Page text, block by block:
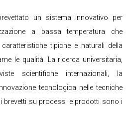
un sistema innovativo per
a bassa temperatura che
tipiche e naturali della
le qualità. La ricerca universitaria,
scientifiche internazionali, la
tecnologica nelle tecniche
brevetti su processi e prodotti sono i